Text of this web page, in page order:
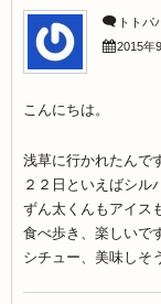
トトパ
2015年
こんにちは。
浅草に行かれたんで
２２日といえばシル
ずん太くんもアイス
食べ歩き、楽しいで
シチュー、美味しそ